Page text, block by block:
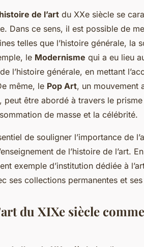
de l’art du XXe siècle se
Dans ce sens, il est possible de
telles que l’histoire générale,
le Modernisme qui a eu lieu
l’histoire générale, en mettant
même, le Pop Art, un mouvement
peut être abordé à travers le
de masse et la célébrité.
de souligner l’importance de
de l’histoire de l’art.
exemple d’institution dédiée à
ses collections permanentes et
du XIXe siècle